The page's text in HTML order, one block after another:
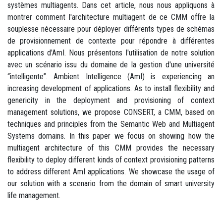
systèmes multiagents. Dans cet article, nous nous appliquons à
montrer comment l'architecture multiagent de ce CMM offre la
souplesse nécessaire pour déployer différents types de schémas
de provisionnement de contexte pour répondre à différentes
applications d'AmI. Nous présentons l'utilisation de notre solution
avec un scénario issu du domaine de la gestion d'une université
“intelligente”. Ambient Intelligence (AmI) is experiencing an
increasing development of applications. As to install flexibility and
genericity in the deployment and provisioning of context
management solutions, we propose CONSERT, a CMM, based on
techniques and principles from the Semantic Web and Multiagent
Systems domains. In this paper we focus on showing how the
multiagent architecture of this CMM provides the necessary
flexibility to deploy different kinds of context provisioning patterns
to address different AmI applications. We showcase the usage of
our solution with a scenario from the domain of smart university
life management.